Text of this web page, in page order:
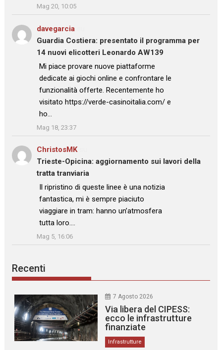
Mag 20, 10:05
davegarcia
Guardia Costiera: presentato il programma per
14 nuovi elicotteri Leonardo AW139
: “
Mi piace provare nuove piattaforme
dedicate ai giochi online e confrontare le
funzionalità offerte. Recentemente ho
visitato https://verde-casinoitalia.com/ e
ho…
”
Mag 18, 23:37
ChristosMKsu
Trieste-Opicina: aggiornamento sui lavori della
tratta tranviaria
: “Il ripristino di queste linee è una notizia
fantastica, mi è sempre piaciuto
viaggiare in tram: hanno un’atmosfera
tutta loro.…
Mag 5, 16:06
Recenti
7 Agosto 2026
Via libera del CIPESS:
ecco le infrastrutture
finanziate
Infrastrutture